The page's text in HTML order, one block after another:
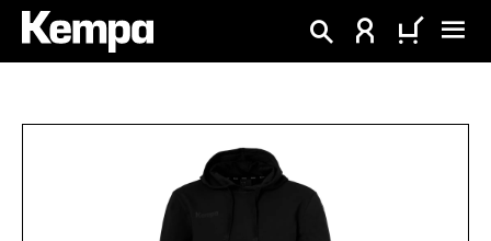
springen